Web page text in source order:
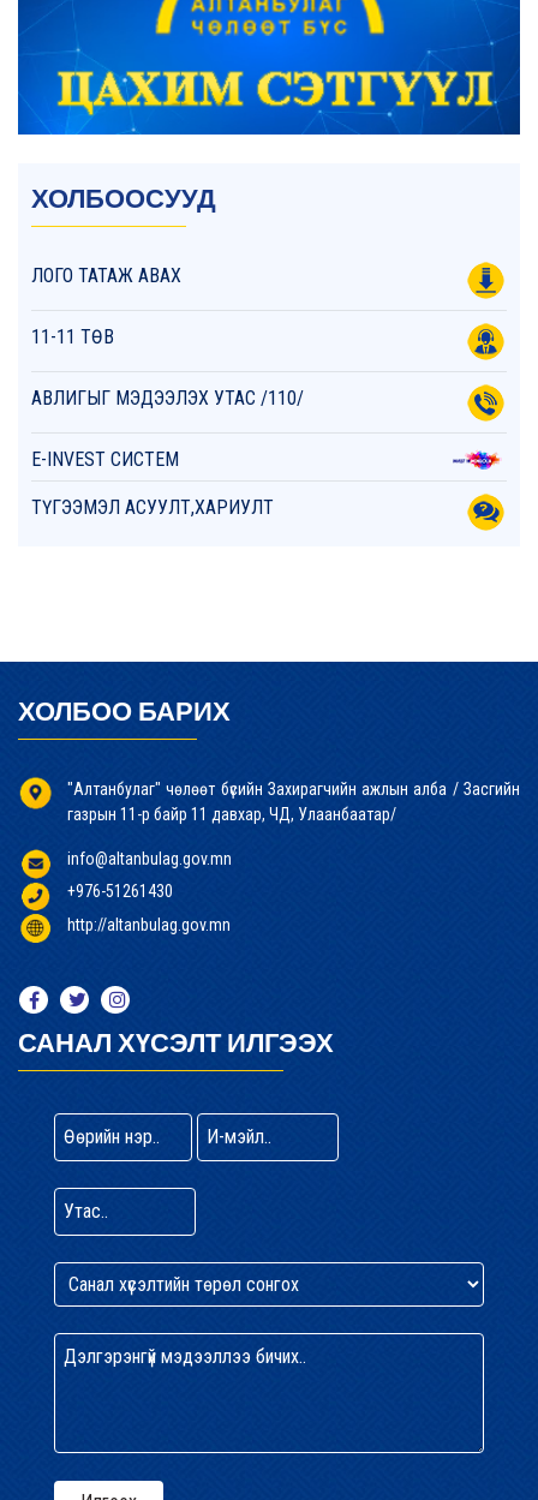
ХОЛБООСУУД
ЛОГО ТАТАЖ АВАХ
11-11 ТӨВ
АВЛИГЫГ МЭДЭЭЛЭХ УТАС /110/
E-INVEST СИСТЕМ
ТҮГЭЭМЭЛ АСУУЛТ,ХАРИУЛТ
ХОЛБОО БАРИХ
"Алтанбулаг" чөлөөт бүсийн Захирагчийн ажлын алба / Засгийн
газрын 11-р байр 11 давхар, ЧД, Улаанбаатар/
info@altanbulag.gov.mn
+976-51261430
http://altanbulag.gov.mn
САНАЛ ХҮСЭЛТ ИЛГЭЭХ